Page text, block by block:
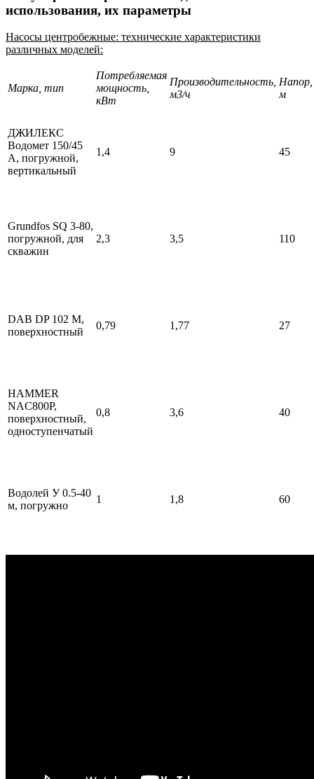
использования, их параметры
Насосы центробежные: технические характеристики
различных моделей:
Марка, тип
Потребляемая
мощность,
кВт
Производительность,
м3/ч
Напор,
м
ДЖИЛЕКС
Водомет 150/45
А, погружной,
вертикальный
1,4 9 45
Grundfos SQ 3-80,
погружной, для
скважин
2,3 3,5 110
DAB DP 102 M,
поверхностный
0,79 1,77 27
HAMMER
NAC800Р,
поверхностный,
одноступенчатый
0,8 3,6 40
Водолей У 0.5-40
м, погружно
1 1,8 60